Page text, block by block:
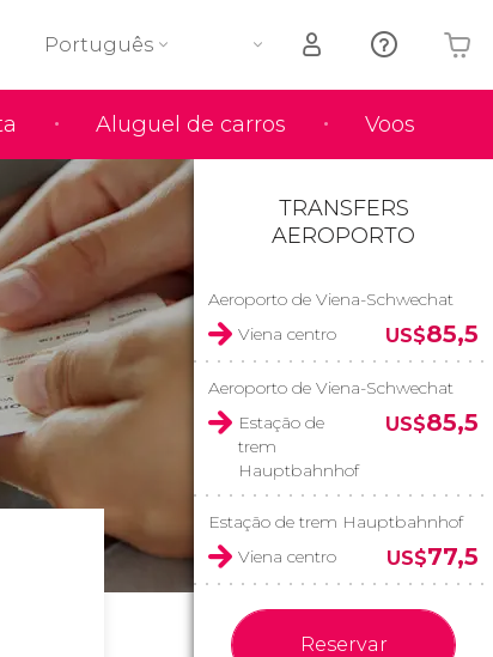
Aluguel de carros Voos
Português
O seu carrinho está vazio
TRANSFERS
AEROPORTO
Aeroporto de Viena-Schwechat
Viena centro
US$85,5
Aeroporto de Viena-Schwechat
Estação de
trem
Hauptbahnhof
US$85,5
Estação de trem Hauptbahnhof
Viena centro
US$77,5
Reservar